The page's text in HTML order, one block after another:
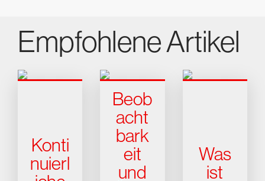
Empfohlene Artikel
Konti
nuierl
Beob
acht
bark
eit
und
Was
ist